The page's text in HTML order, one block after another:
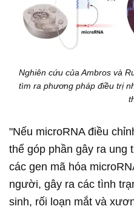
Nghiên cứu của Ambros và
tìm ra phương pháp điều trị
"Nếu microRNA điều
thể góp phần gây ra ung
các gen mã hóa
người, gây ra các tình
sinh, rối loạn mắt và